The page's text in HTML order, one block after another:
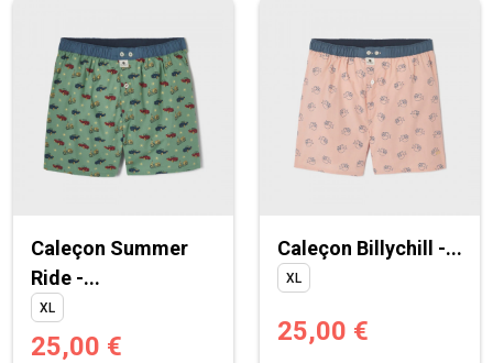
Caleçon Summer
Ride -...
XL
25,00 €
Caleçon Billychill -...
XL
25,00 €